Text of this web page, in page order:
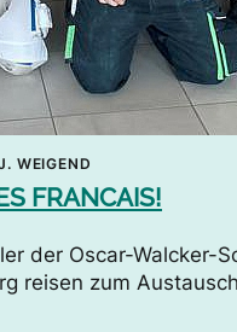
WEIGEND
FRANCAIS!
der Oscar-Walcker-
reisen zum